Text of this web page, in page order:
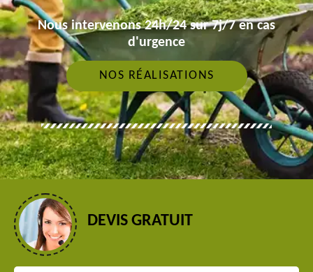
Nous intervenons 24h/24 sur 7j/7 en cas
d'urgence
NOS RÉALISATIONS
DEVIS GRATUIT